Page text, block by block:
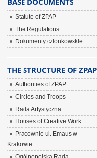
BASE DOCUMENTS
Statute of ZPAP
The Regulations
Dokumenty członkowskie
THE STRUCTURE OF ZPAP
Authorities of ZPAP
Circles and Troops
Rada Artystyczna
Houses of Creative Work
Pracownie ul. Emaus w
Krakowie
Ogólnopolska Rada